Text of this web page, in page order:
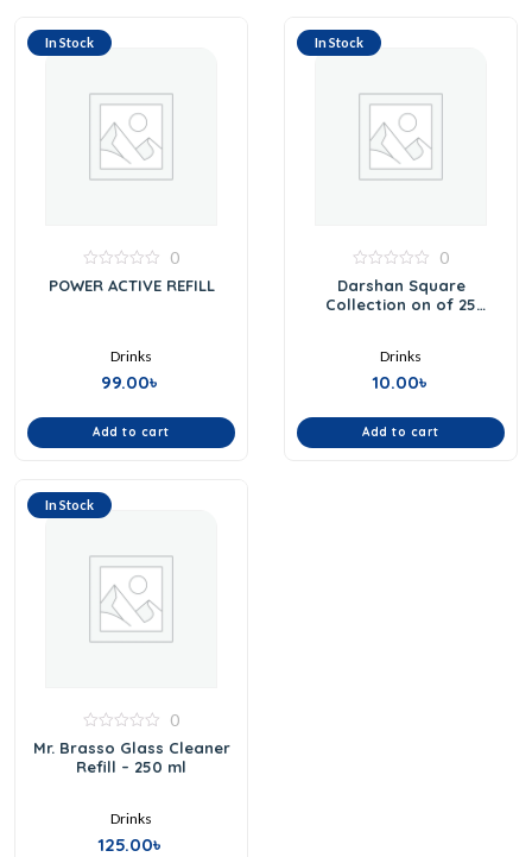
In Stock
0
out
0
POWER ACTIVE REFILL
Drinks
99.00৳
Add to cart
In Stock
out
of
0
Darshan Square
Collection on of 25
Drinks
10.00৳
Add to cart
In Stock
out
of
0
Mr. Brasso Glass Cleaner
Refill – 250 ml
Drinks
125.00৳